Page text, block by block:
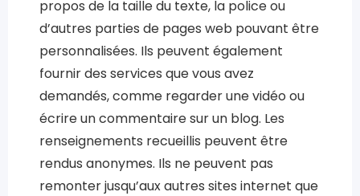
propos de la taille du texte, la police ou
d’autres parties de pages web pouvant être
personnalisées. Ils peuvent également
fournir des services que vous avez
demandés, comme regarder une vidéo ou
écrire un commentaire sur un blog. Les
renseignements recueillis peuvent être
rendus anonymes. Ils ne peuvent pas
remonter jusqu’aux autres sites internet que